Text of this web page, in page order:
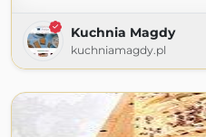
Kuchnia Magdy
kuchniamagdy.pl